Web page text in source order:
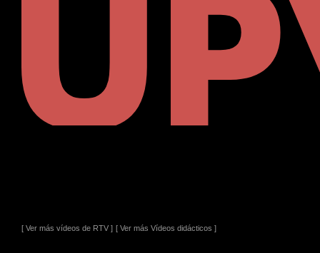
[ Ver más vídeos de RTV ] [ Ver más Vídeos didácticos ]